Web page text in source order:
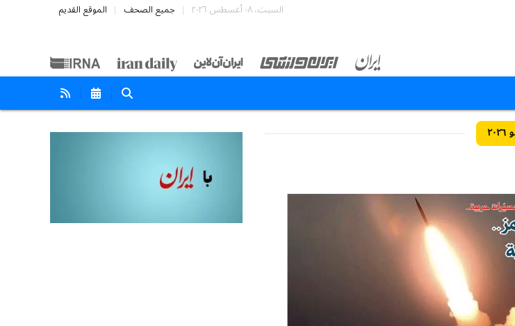
السبت، ٠٨ أغسطس ٢٠٢٦ جميع الصحف الموقع القديم